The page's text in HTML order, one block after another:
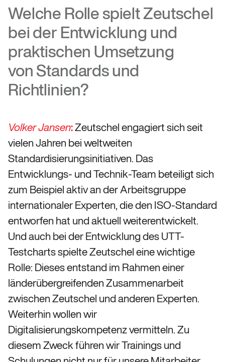
Welche Rolle spielt Zeutschel
bei der Entwicklung und
praktischen Umsetzung
von Standards und
Richtlinien?
Volker Jansen:Zeutschel engagiert sich seit
vielen Jahren bei weltweiten
Standardisierungsinitiativen. Das
Entwicklungs- und Technik-Team beteiligt sich
zum Beispiel aktiv an der Arbeitsgruppe
internationaler Experten, die den ISO-Standard
entworfen hat und aktuell weiterentwickelt.
Und auch bei der Entwicklung des UTT-
Testcharts spielte Zeutschel eine wichtige
Rolle: Dieses entstand im Rahmen einer
länderübergreifenden Zusammenarbeit
zwischen Zeutschel und anderen Experten.
Weiterhin wollen wir
Digitalisierungskompetenz vermitteln. Zu
diesem Zweck führen wir Trainings und